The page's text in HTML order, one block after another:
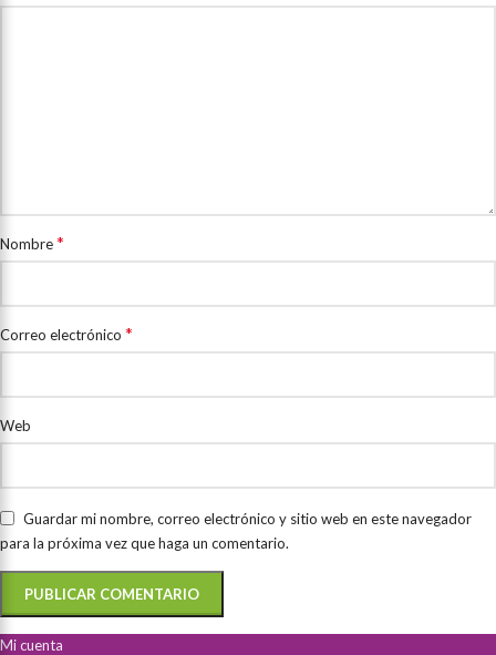
Nombre*
Correo electrónico *
Web
Guardar mi nombre, correo electrónico y sitio web en este navegador
para la próxima vez que haga un comentario.
Mi cuenta